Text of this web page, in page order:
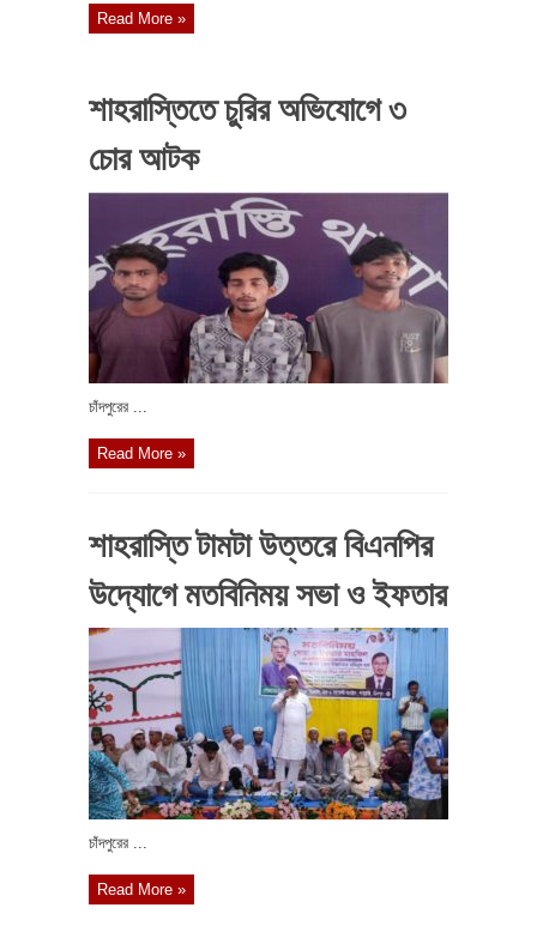
Read More »
শাহরাস্তিতে চুরির অভিযোগে ৩
চোর আটক
চাঁদপুরের ...
Read More »
শাহরাস্তি টামটা উত্তরে বিএনপির
উদ্যোগে মতবিনিময় সভা ও ইফতার
চাঁদপুরের ...
Read More »